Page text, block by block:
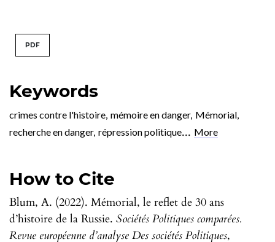
Keywords
crimes contre l'histoire mémoire en danger, Mémorial
recherche en danger, répression politique... More
How to Cite
Blum, A. (2022). Mémorial, le reflet de 30 ans
d’histoire de la Russie. Sociétés Politiques comparées.
Revue européenne d’analyse Des sociétés Politiques,
PDF